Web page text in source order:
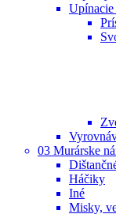
Upínacie
03 Murárske
Háčiky
Iné
Misky,